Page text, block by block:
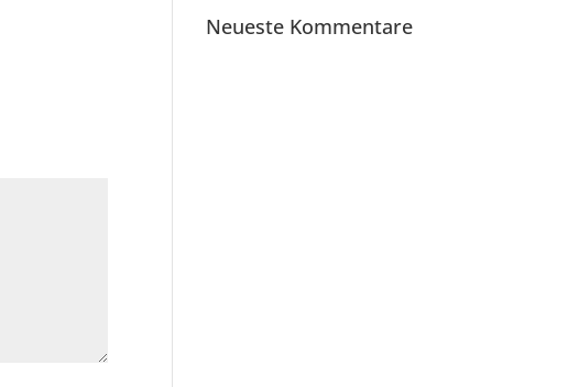
Neueste Kommentare